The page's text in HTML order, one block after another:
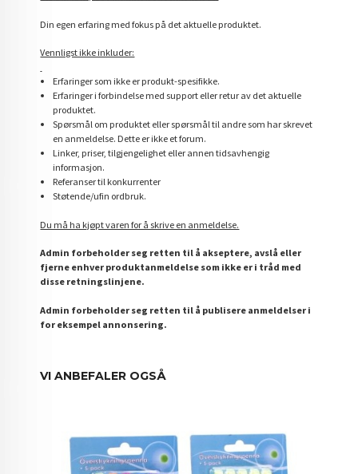
Din egen erfaring med fokus på det aktuelle produktet.
Vennligst ikke inkluder:
Erfaringer som ikke er produkt-spesifikke.
Erfaringer i forbindelse med support eller retur av det aktuelle
produktet.
Spørsmål om produktet eller spørsmål til andre som har skrevet
en anmeldelse. Dette er ikke et forum.
Linker, priser, tilgjengelighet eller annen tidsavhengig
informasjon.
Referanser til konkurrenter
Støtende/ufin ordbruk.
Du må ha kjøpt varen for å skrive en anmeldelse.
Admin forbeholder seg retten til å akseptere, avslå eller
fjerne enhver produktanmeldelse som ikke er i tråd med
disse retningslinjene.
Admin forbeholder seg retten til å publisere anmeldelser i
for eksempel annonsering.
VI ANBEFALER OGSÅ